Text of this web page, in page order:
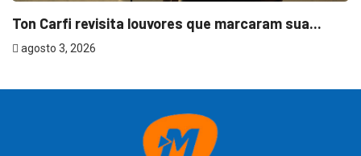
Ton Carfi revisita louvores que marcaram sua...
agosto 3, 2026